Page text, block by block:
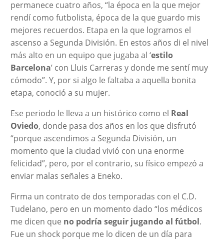
permanece cuatro años, “la época en la que mejor
rendí como futbolista, época de la que guardo mis
mejores recuerdos. Etapa en la que logramos el
ascenso a Segunda División. En estos años di el nivel
más alto en un equipo que jugaba al ‘estilo
Barcelona’ con Lluis Carreras y donde me sentí muy
cómodo”. Y, por si algo le faltaba a aquella bonita
etapa, conoció a su mujer.
Ese periodo le lleva a un histórico como el Real
Oviedo, donde pasa dos años en los que disfrutó
“porque ascendimos a Segunda División, un
momento que la ciudad vivió con una enorme
felicidad”, pero, por el contrario, su físico empezó a
enviar malas señales a Eneko.
Firma un contrato de dos temporadas con el C.D.
Tudelano, pero en un momento dado “los médicos
me dicen que no podría seguir jugando al fútbol.
Fue un shock porque me lo dicen de un día para